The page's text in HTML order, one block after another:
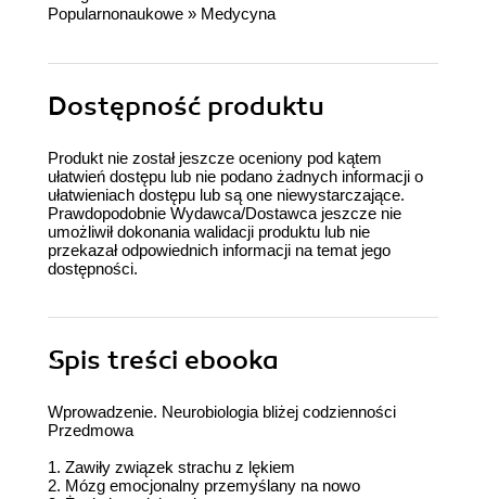
Popularnonaukowe » Medycyna
Dostępność produktu
Produkt nie został jeszcze oceniony pod kątem
ułatwień dostępu lub nie podano żadnych informacji o
ułatwieniach dostępu lub są one niewystarczające.
Prawdopodobnie Wydawca/Dostawca jeszcze nie
umożliwił dokonania walidacji produktu lub nie
przekazał odpowiednich informacji na temat jego
dostępności.
Spis treści ebooka
Wprowadzenie. Neurobiologia bliżej codzienności
Przedmowa
1. Zawiły związek strachu z lękiem
2. Mózg emocjonalny przemyślany na nowo